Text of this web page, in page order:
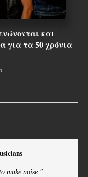
και
για τα 50 χρόνια
make noise."